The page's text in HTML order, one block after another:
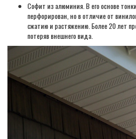
Софит из алюминия. В его основе
перфорирован, но в отличие от
сжатию и растяжению. Более 20 лет
потеряв внешнего вида.